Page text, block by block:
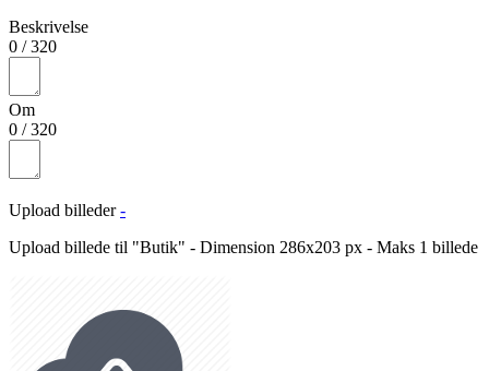
Beskrivelse
0 /320
Om
0 /320
Upload billeder -
Upload billede til "Butik" - Dimension 286x203 px - Maks 1 billede